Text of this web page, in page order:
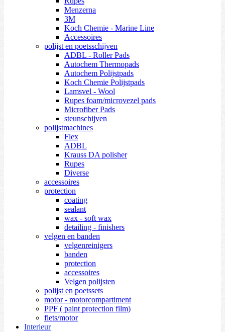
Menzerna
3M
Koch Chemie - Marine Line
Accessoires
polijst en poetsschijven
ADBL - Roller Pads
Autochem Thermopads
Autochem Polijstpads
Koch Chemie Polijstpads
Lamsvel - Wool
Rupes foam/microvezel pads
Microfiber Pads
steunschijven
polijstmachines
Flex
ADBL
Krauss DA polisher
Rupes
Diverse
accessoires
protection
coating
sealant
wax - soft wax
detailing - finishers
velgen en banden
velgenreinigers
banden
protection
accessoires
Velgen polijsten
polijst en poetssets
motor - motorcompartiment
PPF ( paint protection film)
fiets/motor
Interieur